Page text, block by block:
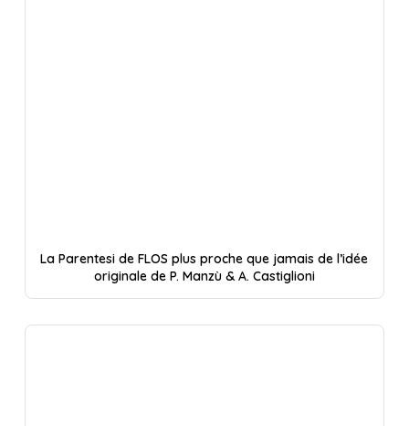
La Parentesi de FLOS plus proche que jamais de l’idée
originale de P. Manzù & A. Castiglioni